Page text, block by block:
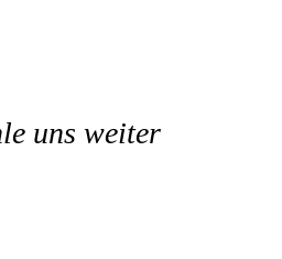
uns weiter